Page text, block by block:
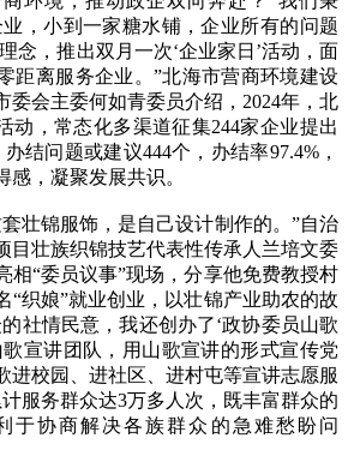
，小到一家糖水铺，企业所有的问题
念，推出双月一次‘企业家日’活动，面
距离服务企业。”北海市营商环境建设
委会主委何如青委员介绍，2024年，北
动，常态化多渠道征集244家企业提出
结问题或建议444个，办结率97.4%，
，凝聚发展共识。
锦服饰，是自己设计制作的。”自治
目壮族织锦技艺代表性传承人兰培文委
相“委员议事”现场，分享他免费教授村
“织娘”就业创业，以壮锦产业助农的故
社情民意，我还创办了‘政协委员山歌
宣讲团队，用山歌宣讲的形式宣传党
进校园、进社区、进村屯等宣讲志愿服
服务群众达3万多人次，既丰富群众的
于协商解决各族群众的急难愁盼问